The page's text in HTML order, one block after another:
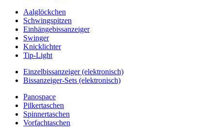
Aalglöckchen
Schwingspitzen
Einhängebissanzeiger
Swinger
Knicklichter
Tip-Light
Einzelbissanzeiger (elektronisch)
Bissanzeiger-Sets (elektronisch)
Panospace
Pilkertaschen
Spinnertaschen
Vorfachtaschen